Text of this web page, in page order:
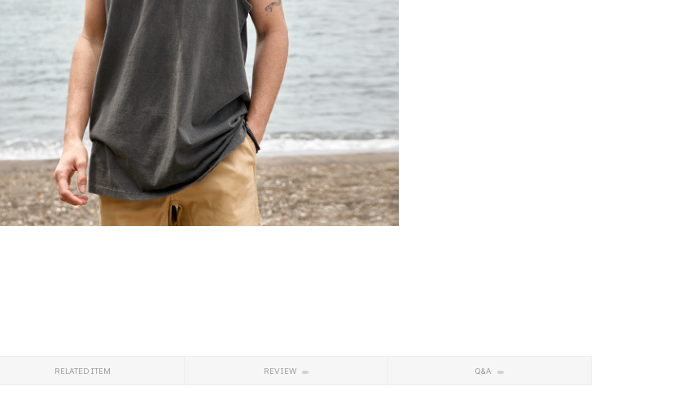
RELATED ITEM REVIEW Q&A